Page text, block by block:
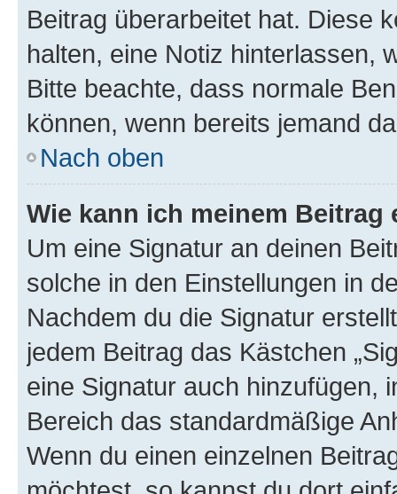
Beitrag überarbeitet hat. Diese
halten, eine Notiz hinterlassen,
Bitte beachte, dass normale
können, wenn bereits jemand
Nach oben
Wie kann ich meinem
Um eine Signatur an deinen
solche in den Einstellungen in
Nachdem du die Signatur
jedem Beitrag das Kästchen
eine Signatur auch hinzufügen,
Bereich das standardmäßige
Wenn du einen einzelnen